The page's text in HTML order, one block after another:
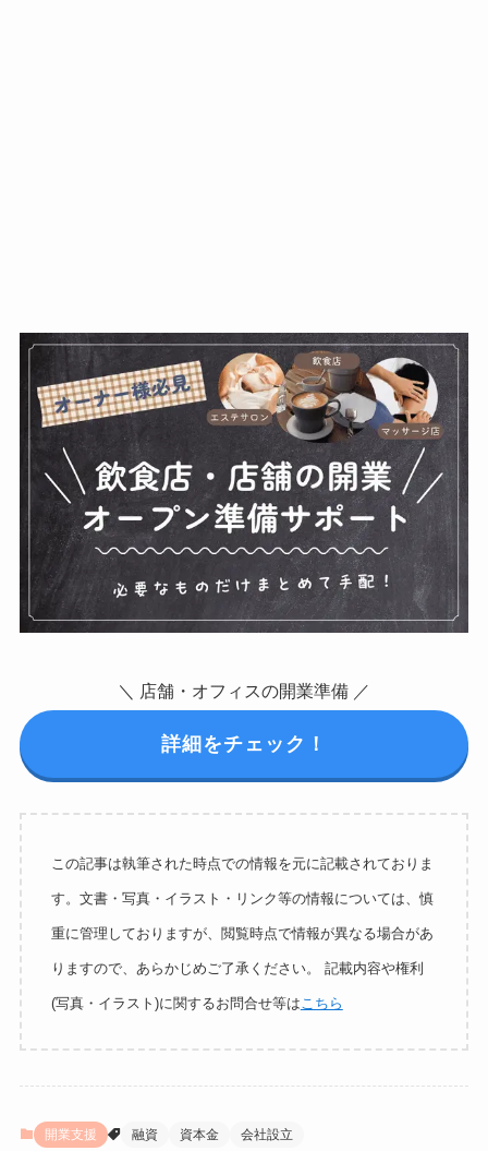
＼ 店舗・オフィスの開業準備 ／
詳細をチェック！
この記事は執筆された時点での情報を元に記載されておりま
す。文書・写真・イラスト・リンク等の情報については、慎
重に管理しておりますが、閲覧時点で情報が異なる場合があ
りますので、あらかじめご了承ください。 記載内容や権利
(写真・イラスト)に関するお問合せ等は こちら
開業支援 融資 資本金 会社設立